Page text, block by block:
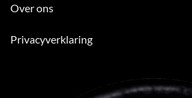
Over ons
Privacyverklaring